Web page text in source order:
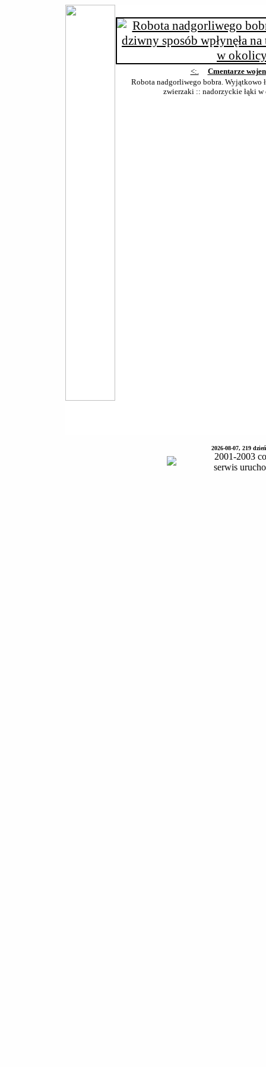
<:.
Cmentarze
Robota nadgorliwego bobra. Wyjątkowo
zwierzaki :: nadorzyckie łąki
2026-08-07, 219
2001-2003
serwis